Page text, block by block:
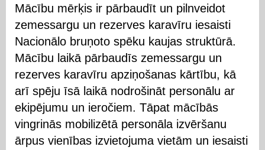
Mācību mērķis ir pārbaudīt un pilnveidot
zemessargu un rezerves karavīru iesaisti
Nacionālo bruņoto spēku kaujas struktūrā.
Mācību laikā pārbaudīs zemessargu un
rezerves karavīru apziņošanas kārtību, kā
arī spēju īsā laikā nodrošināt personālu ar
ekipējumu un ieročiem. Tāpat mācībās
vingrinās mobilizētā personāla izvēršanu
ārpus vienības izvietojuma vietām un iesaisti